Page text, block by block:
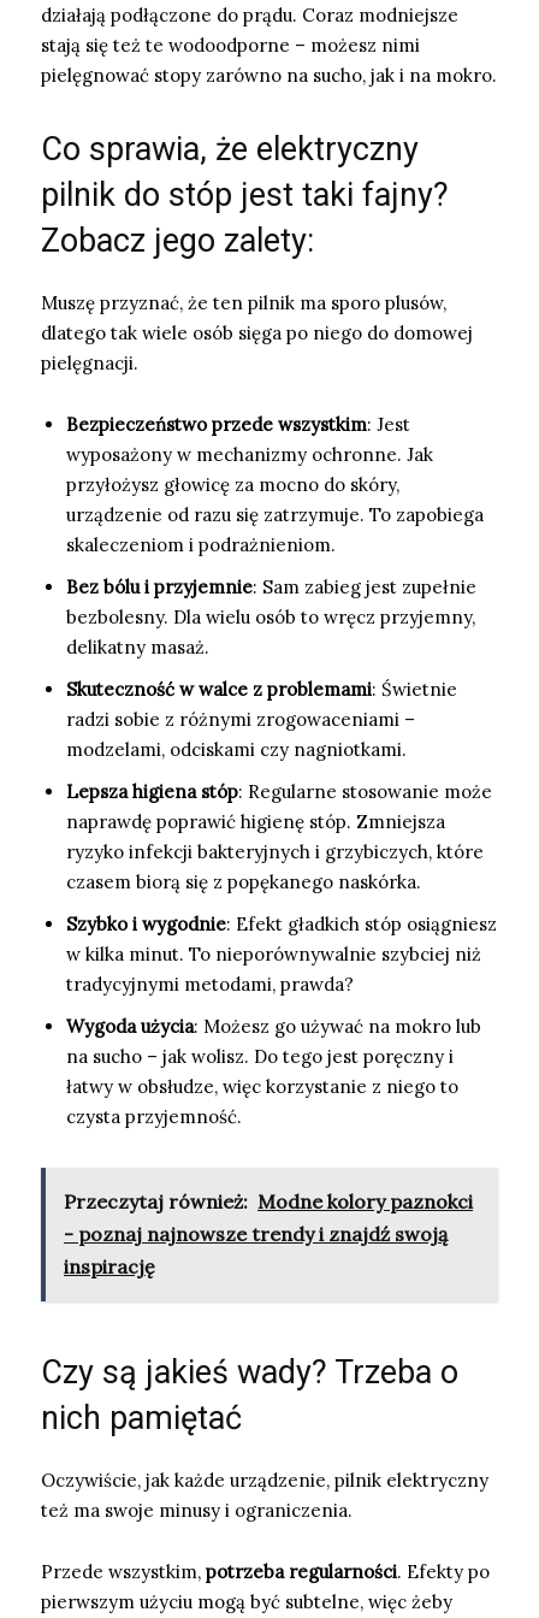
działają podłączone do prądu. Coraz modniejsze
stają się też te wodoodporne – możesz nimi
pielęgnować stopy zarówno na sucho, jak i na mokro.
Co sprawia, że elektryczny
pilnik do stóp jest taki fajny?
Zobacz jego zalety:
Muszę przyznać, że ten pilnik ma sporo plusów,
dlatego tak wiele osób sięga po niego do domowej
pielęgnacji.
Bezpieczeństwo przede wszystkim: Jest
wyposażony w mechanizmy ochronne. Jak
przyłożysz głowicę za mocno do skóry,
urządzenie od razu się zatrzymuje. To zapobiega
skaleczeniom i podrażnieniom.
Bez bólu i przyjemnie: Sam zabieg jest zupełnie
bezbolesny. Dla wielu osób to wręcz przyjemny,
delikatny masaż.
Skuteczność w walce z problemami: Świetnie
radzi sobie z różnymi zrogowaceniami –
modzelami, odciskami czy nagniotkami.
Lepsza higiena stóp: Regularne stosowanie może
naprawdę poprawić higienę stóp. Zmniejsza
ryzyko infekcji bakteryjnych i grzybiczych, które
czasem biorą się z popękanego naskórka.
Szybko i wygodnie: Efekt gładkich stóp osiągniesz
w kilka minut. To nieporównywalnie szybciej niż
tradycyjnymi metodami, prawda?
Wygoda użycia: Możesz go używać na mokro lub
na sucho – jak wolisz. Do tego jest poręczny i
łatwy w obsłudze, więc korzystanie z niego to
czysta przyjemność.
Przeczytaj również: Modne kolory paznokci
- poznaj najnowsze trendy i znajdź swoją
inspirację
Czy są jakieś wady? Trzeba o
nich pamiętać
Oczywiście, jak każde urządzenie, pilnik elektryczny
też ma swoje minusy i ograniczenia.
Przede wszystkim, potrzeba regularności. Efekty po
pierwszym użyciu mogą być subtelne, więc żeby